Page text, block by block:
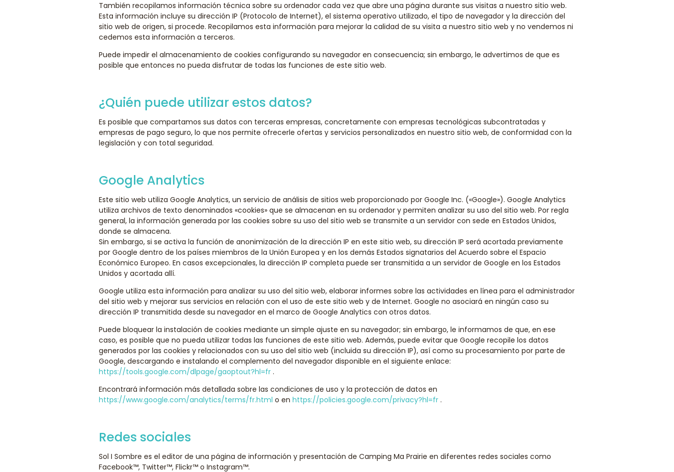
También recopilamos información técnica sobre su ordenador cada vez que abre una página durante sus visitas a nuestro sitio web.
Esta información incluye su dirección IP (Protocolo de Internet), el sistema operativo utilizado, el tipo de navegador y la dirección del
sitio web de origen, si procede. Recopilamos esta información para mejorar la calidad de su visita a nuestro sitio web y no vendemos ni
cedemos esta información a terceros.
Puede impedir el almacenamiento de cookies configurando su navegador en consecuencia; sin embargo, le advertimos de que es
posible que entonces no pueda disfrutar de todas las funciones de este sitio web.
¿Quién puede utilizar estos datos?
Es posible que compartamos sus datos con terceras empresas, concretamente con empresas tecnológicas subcontratadas y
empresas de pago seguro, lo que nos permite ofrecerle ofertas y servicios personalizados en nuestro sitio web, de conformidad con la
legislación y con total seguridad.
Google Analytics
Este sitio web utiliza Google Analytics, un servicio de análisis de sitios web proporcionado por Google Inc. («Google»). Google Analytics
utiliza archivos de texto denominados «cookies» que se almacenan en su ordenador y permiten analizar su uso del sitio web. Por regla
general, la información generada por las cookies sobre su uso del sitio web se transmite a un servidor con sede en Estados Unidos,
donde se almacena.
Sin embargo, si se activa la función de anonimización de la dirección IP en este sitio web, su dirección IP será acortada previamente
por Google dentro de los países miembros de la Unión Europea y en los demás Estados signatarios del Acuerdo sobre el Espacio
Económico Europeo. En casos excepcionales, la dirección IP completa puede ser transmitida a un servidor de Google en los Estados
Unidos y acortada allí.
Google utiliza esta información para analizar su uso del sitio web, elaborar informes sobre las actividades en línea para el administrador
del sitio web y mejorar sus servicios en relación con el uso de este sitio web y de Internet. Google no asociará en ningún caso su
dirección IP transmitida desde su navegador en el marco de Google Analytics con otros datos.
Puede bloquear la instalación de cookies mediante un simple ajuste en su navegador; sin embargo, le informamos de que, en ese
caso, es posible que no pueda utilizar todas las funciones de este sitio web. Además, puede evitar que Google recopile los datos
generados por las cookies y relacionados con su uso del sitio web (incluida su dirección IP), así como su procesamiento por parte de
Google, descargando e instalando el complemento del navegador disponible en el siguiente enlace:
https://tools.google.com/dlpage/gaoptout?hl=fr.
Encontrará información más detallada sobre las condiciones de uso y la protección de datos en
https://www.google.com/analytics/terms/fr.html o en https://policies.google.com/privacy?hl=fr.
Redes sociales
Sol I Sombre es el editor de una página de información y presentación de Camping Ma Prairie en diferentes redes sociales como
Facebook™, Twitter™, Flickr™ o Instagram™.